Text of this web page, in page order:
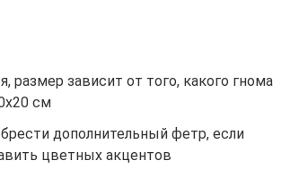
размер зависит от того, какого гнома
см
дополнительный фетр, если
цветных акцентов